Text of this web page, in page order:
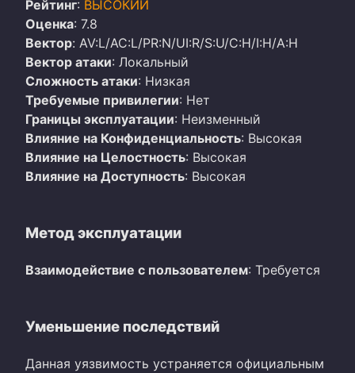
Рейтинг: ВЫСОКИЙ
Оценка: 7.8
Вектор: AV:L/AC:L/PR:N/UI:R/S:U/C:H/I:H/A:H
Вектор атаки: Локальный
Сложность атаки: Низкая
Требуемые привилегии: Нет
Границы эксплуатации: Неизменный
Влияние на Конфиденциальность: Высокая
Влияние на Целостность: Высокая
Влияние на Доступность: Высокая
Метод эксплуатации
Взаимодействие с пользователем: Требуется
Уменьшение последствий
Данная уязвимость устраняется официальным